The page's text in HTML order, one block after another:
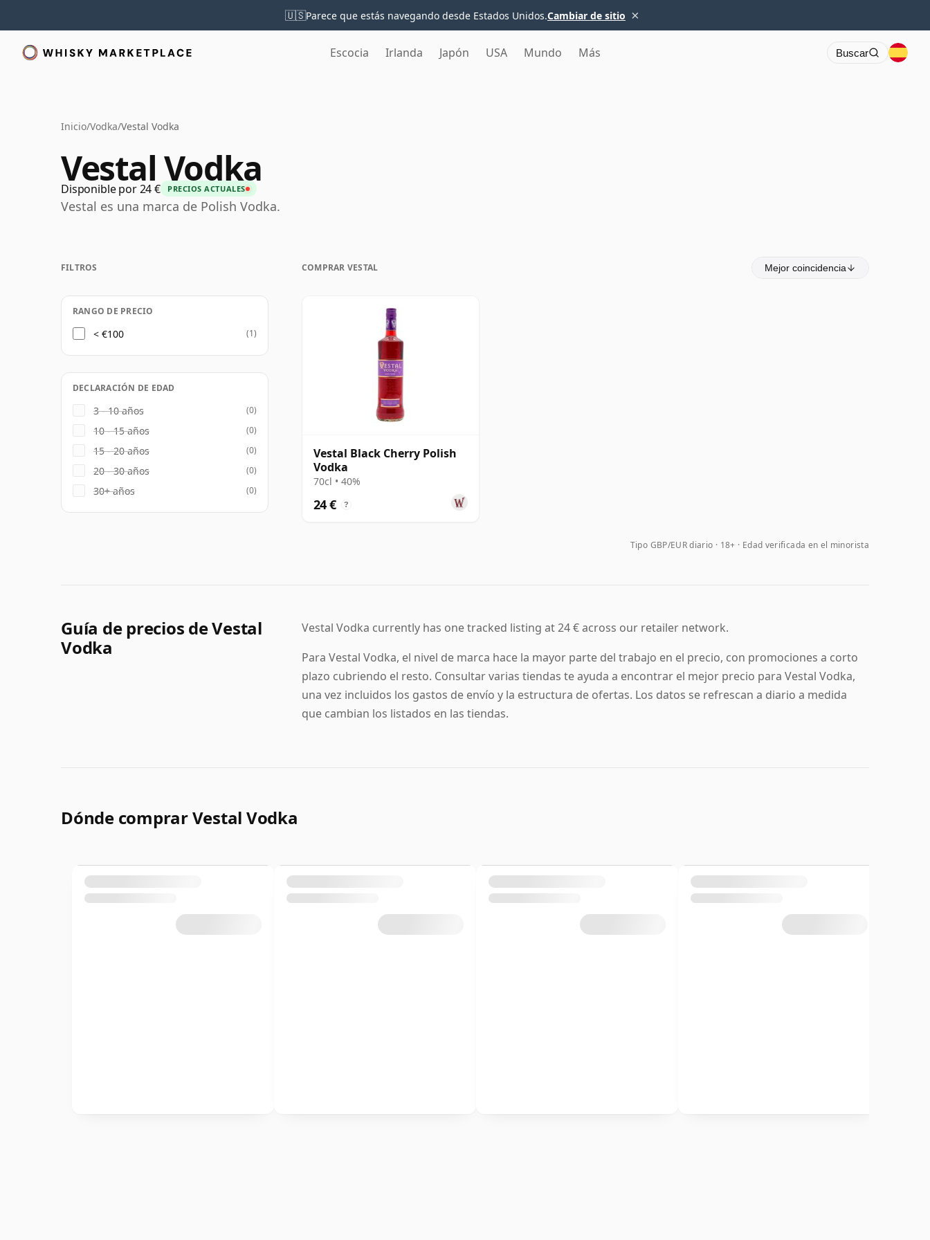
🇺🇸Parece que estás navegando desde Estados Unidos.Cambiar de sitio ×
Escocia Irlanda Japón USA Mundo Más Buscar
Inicio/Vodka/Vestal Vodka
Vestal Vodka
Disponible por 24 € PRECIOS ACTUALES
Vestal es una marca de Polish Vodka.
COMPRAR VESTAL Mejor coincidencia
Vestal Black Cherry Polish
Vodka
70cl • 40%
24 € ?
Tipo GBP/EUR diario 18+ · Edad verificada en el minorista
FILTROS
RANGO DE PRECIO
< €100 (1)
DECLARACIÓN DE EDAD
3 - 10 años (0)
10 - 15 años (0)
15 - 20 años (0)
20 - 30 años (0)
30+ años (0)
Guía de precios de Vestal
Vodka
Vestal Vodka currently has one tracked listing at 24 € across our retailer network.
Para Vestal Vodka, el nivel de marca hace la mayor parte del trabajo en el precio, con promociones a corto
plazo cubriendo el resto. Consultar varias tiendas te ayuda a encontrar el mejor precio para Vestal Vodka,
una vez incluidos los gastos de envío y la estructura de ofertas. Los datos se refrescan a diario a medida
que cambian los listados en las tiendas.
Dónde comprar Vestal Vodka